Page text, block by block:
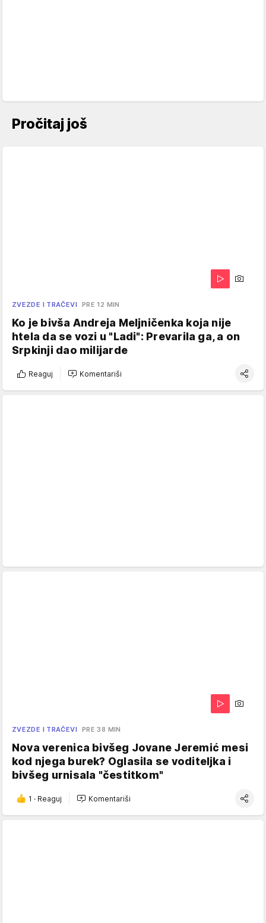
Pročitaj još
ZVEZDE I TRAČEVI PRE 12 MIN
Ko je bivša Andreja Meljničenka koja nije
htela da se vozi u "Ladi": Prevarila ga, a on
Srpkinji dao milijarde
Reaguj Komentariši
ZVEZDE I TRAČEVI PRE 38 MIN
Nova verenica bivšeg Jovane Jeremić mesi
kod njega burek? Oglasila se voditeljka i
bivšeg urnisala "čestitkom"
1 · Reaguj Komentariši